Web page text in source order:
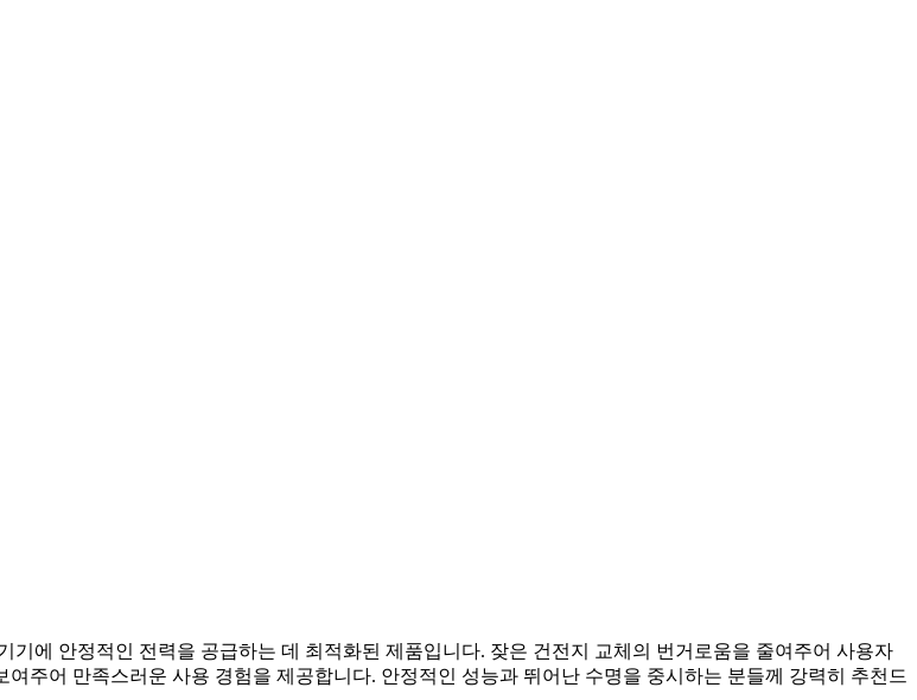
에 안정적인 전력을 공급하는 데 최적화된 제품입니다. 잦은 건전지 교체의 번거로움을 줄여주어 사용자
주어 만족스러운 사용 경험을 제공합니다. 안정적인 성능과 뛰어난 수명을 중시하는 분들께 강력히 추천드